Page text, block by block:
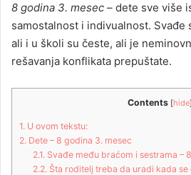
8 godina 3. mesec – dete sve više
samostalnost i indivualnost. Svađe
ali i u školi su česte, ali je
rešavanja konflikata prepuštate.
Contents [hide]
1. U ovom tekstu:
2. Dete – 8 godina 3. mesec
2.1. Svađe među braćom i sestrama –
2.2. Šta roditelj treba da uradi kada se